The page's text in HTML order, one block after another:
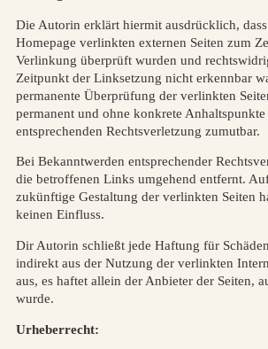
Die Autorin erklärt hiermit ausdrücklich,
Homepage verlinkten externen Seiten zum
Verlinkung überprüft wurden und
Zeitpunkt der Linksetzung nicht erkennbar
permanente Überprüfung der verlinkten
permanent und ohne konkrete Anhaltspunkte
entsprechenden Rechtsverletzung zumutbar.
Bei Bekanntwerden entsprechender
die betroffenen Links umgehend entfernt.
zukünftige Gestaltung der verlinkten Seiten
keinen Einfluss.
Dir Autorin schließt jede Haftung für
indirekt aus der Nutzung der verlinkten
aus, es haftet allein der Anbieter der Seiten,
wurde.
Urheberrecht: